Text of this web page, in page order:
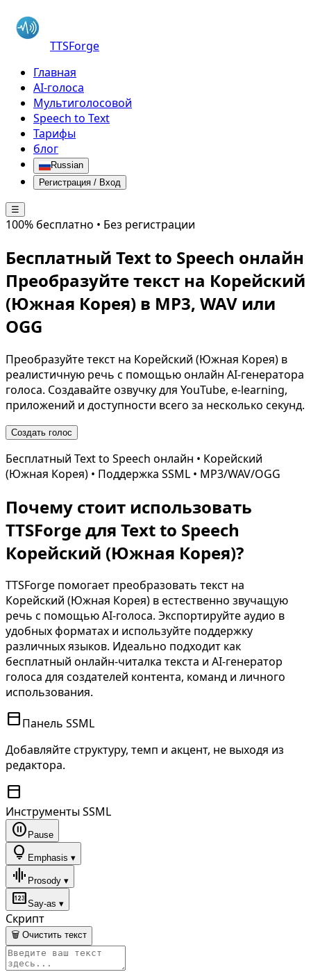
TTSForge
Главная
AI-голоса
Мультиголосовой
Speech to Text
Тарифы
блог
Russian
Регистрация / Вход
☰
100% бесплатно • Без регистрации
Бесплатный Text to Speech онлайн
Преобразуйте текст на Корейский
(Южная Корея) в MP3, WAV или
OGG
Преобразуйте текст на Корейский (Южная Корея) в
реалистичную речь с помощью онлайн AI-генератора
голоса. Создавайте озвучку для YouTube, e-learning,
приложений и доступности всего за несколько секунд.
Создать голос
Бесплатный Text to Speech онлайн • Корейский
(Южная Корея) • Поддержка SSML • MP3/WAV/OGG
Почему стоит использовать
TTSForge для Text to Speech
Корейский (Южная Корея)?
TTSForge помогает преобразовать текст на
Корейский (Южная Корея) в естественно звучащую
речь с помощью AI-голоса. Экспортируйте аудио в
удобных форматах и используйте поддержку
различных языков. Идеально подходит как
бесплатный онлайн-читалка текста и AI-генератор
голоса для создателей контента, команд и личного
использования.
toolbarПанель SSML
Добавляйте структуру, темп и акцент, не выходя из
редактора.
toolbar
Инструменты SSML
pause_circle Pause
lightbulb Emphasis ▾
graphic_eq Prosody ▾
pinSay-as ▾
Скрипт
🗑 Очистить текст